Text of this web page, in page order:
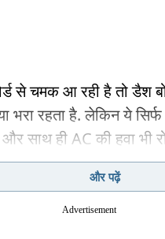
से चमक आ रही है तो डैश
भरा रहता है. लेकिन ये
साथ ही AC की हवा भी
हैचबैक में थोड़ी परेशानी
बढ़िया डार्क वाला
और पढ़ें
Advertisement